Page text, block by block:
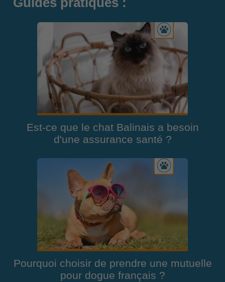
Est-ce que le chat Balinais a besoin
d'une assurance santé ?
Pourquoi choisir de prendre une mutuelle
pour dogue français ?